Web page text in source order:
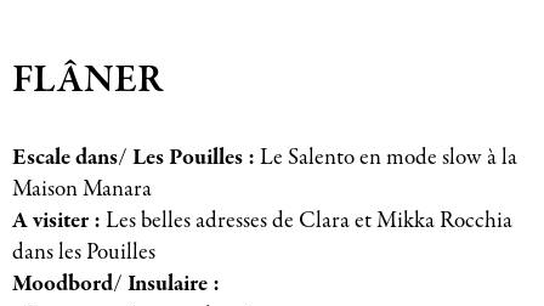
FLÂNER
Escale dans/ Les Pouilles :Le Salento en mode slow à la
Maison Manara
A visiter :Les belles adresses de Clara et Mikka Rocchia
dans les Pouilles
Moodbord/ Insulaire :